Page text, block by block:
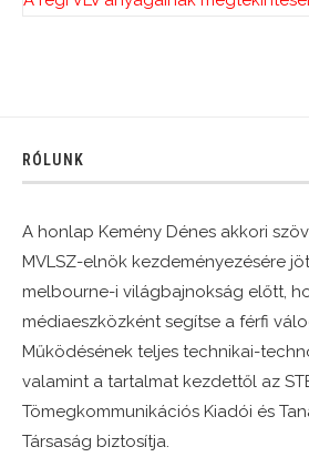
RÓLUNK
A honlap Kemény Dénes akkori
MVLSZ-elnök kezdeményezésére
melbourne-i világbajnokság előtt,
médiaeszközként segítse a férfi
Működésének teljes technikai-
valamint a tartalmat kezdettől az
Tömegkommunikációs Kiadói és
Társaság biztosítja.